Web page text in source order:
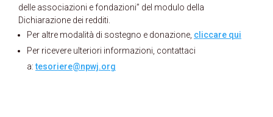
delle associazioni e fondazioni” del modulo della
Dichiarazione dei redditi.
Per altre modalità di sostegno e donazione, cliccare qui
Per ricevere ulteriori informazioni, contattaci
a:tesoriere@npwj.org